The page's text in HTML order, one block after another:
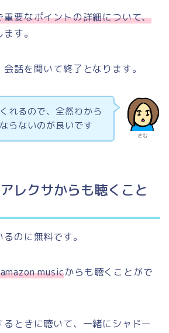
重要なポイントの詳細について、
ます。
話を聞いて終了となります。
さむ
れるので、全然わから
らないのが良いです
レクサからも聴くこと
のに無料です。
musicからも聴くことがで
ときに聴いて、一緒にシャドー